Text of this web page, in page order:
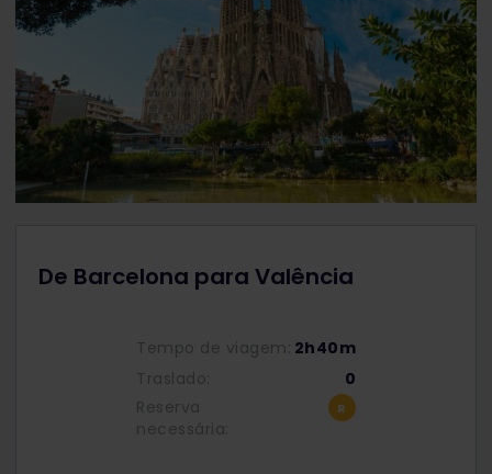
De Barcelona para Valência
Tempo de viagem: 2h40m
Traslado:
0
Reserva
necessária: